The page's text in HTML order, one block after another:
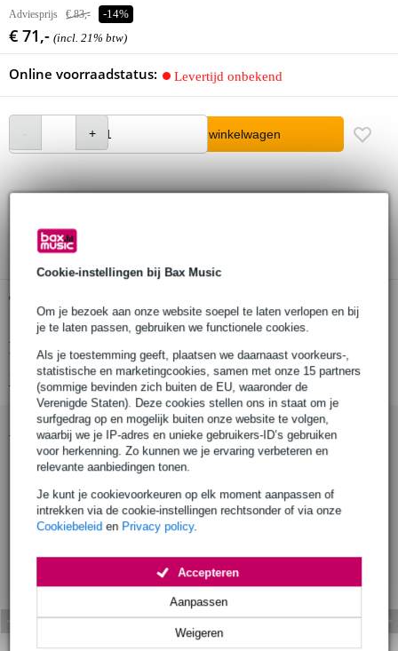
Cookie-instellingen bij Bax Music
Om je bezoek aan onze website soepel te laten verlopen en bij
je te laten passen, gebruiken we functionele cookies.
Als je toestemming geeft, plaatsen we daarnaast voorkeurs-,
statistische en marketingcookies, samen met onze 15 partners
(sommige bevinden zich buiten de EU, waaronder de
Verenigde Staten). Deze cookies stellen ons in staat om je
surfgedrag op en mogelijk buiten onze website te volgen,
waarbij we je IP-adres en unieke gebruikers-ID’s gebruiken
voor herkenning. Zo kunnen we je ervaring verbeteren en
relevante aanbiedingen tonen.
Je kunt je cookievoorkeuren op elk moment aanpassen of
intrekken via de cookie-instellingen rechtsonder of via onze
Cookiebeleid en Privacy policy.
Weigeren
Aanpassen
Accepteren
Adviesprijs € 83,- -14%
€ 71,- (incl. 21% btw)
Online voorraadstatus: Levertijd onbekend
In winkelwagen
3 jaar Bax Music garantie
Productinformatie
Bekijk alle productspecificaties
Accessoires (9)
K Gaffa Tape 50 mm x